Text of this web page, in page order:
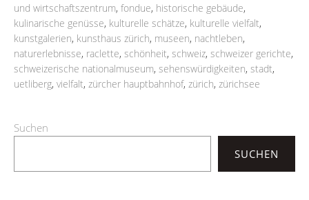
und wirtschaftszentrum, fondue, historische gebäude,
kulinarische genüsse, kulturelle schätze, kulturelle vielfalt,
kunstgalerien, kunsthaus zürich, museen, nachtleben,
naturerlebnisse, raclette, schönheit, schweiz, schweizer gerichte,
schweizerische nationalmuseum, sehenswürdigkeiten, stadt,
uetliberg, vielfalt, zürcher hauptbahnhof, zürich, zürichsee
Suchen
SUCHEN